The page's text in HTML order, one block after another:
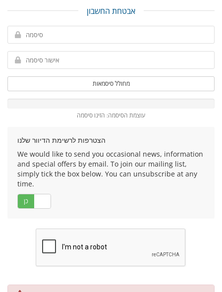
אבטחת החשבון
מחולל סיסמאות
עוצמת הסיסמה: הזינו סיסמה
הצטרפות לרשימת הדיוור שלנו
We would like to send you occasional news, information
and special offers by email. To join our mailing list,
simply tick the box below. You can unsubscribe at any
time.
כן